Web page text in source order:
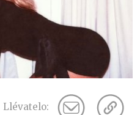
Llévatelo: